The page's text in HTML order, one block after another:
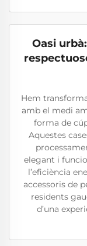
Oasi
Hem
amb el medi
forma de
Aquestes
elegant i
l’eficiència
accessoris de
residents
d’una